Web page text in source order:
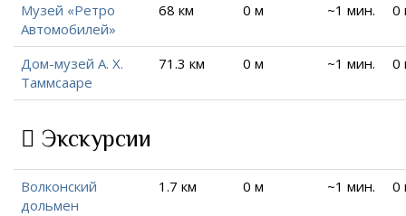
Музей «Ретро
Автомобилей»
68 км 0 м ~1 мин. 0
Дом-музей А. Х.
Таммсааре
71.3 км 0 м ~1 мин. 0
Экскурсии
Волконский
дольмен
1.7 км 0 м ~1 мин. 0